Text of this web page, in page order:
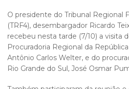
O presidente do Tribunal Regional
(TRF4), desembargador Ricardo
recebeu nesta tarde (7/10) a visita
Procuradoria Regional da
Antônio Carlos Welter, e do
Rio Grande do Sul, José Osmar